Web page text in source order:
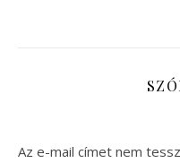
Az e-mail címet nem